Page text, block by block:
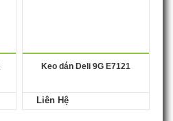
Keo dán Deli 9G E7121
Liên Hệ